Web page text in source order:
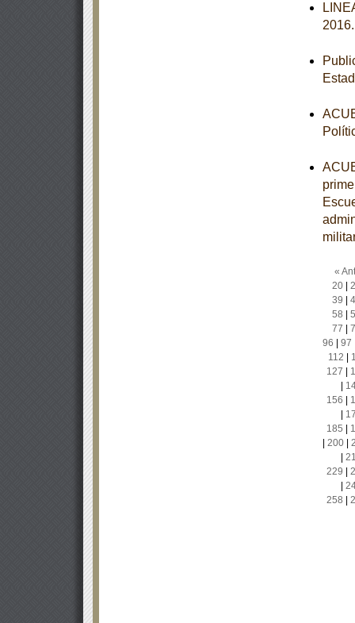
«
20|
39
58
77
96
97
112
127
156
185
200|
229
258